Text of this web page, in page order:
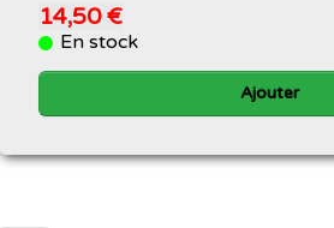
14,50 €
En stock
Ajouter